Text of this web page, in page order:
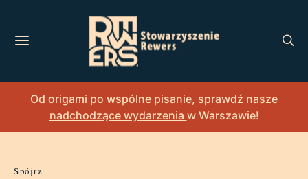
Od origami po wspólne pisanie, sprawdź nasze
nadchodzące wydarzenia w Warszawie!
Spójrz